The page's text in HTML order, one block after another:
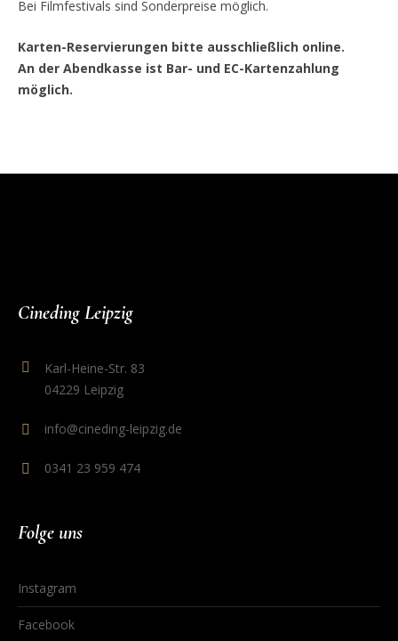
Bei Filmfestivals sind Sonderpreise möglich.
Karten-Reservierungen bitte ausschließlich online.
An der Abendkasse ist Bar- und EC-Kartenzahlung
möglich.
Cineding Leipzig
Karl-Heine-Str. 83
04229 Leipzig
info@cineding-leipzig.de
0341 23 959 474
Folge uns
Instagram
Facebook